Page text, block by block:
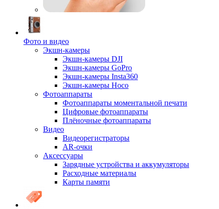
Фото и видео
Экшн-камеры
Экшн-камеры DJI
Экшн-камеры GoPro
Экшн-камеры Insta360
Экшн-камеры Hoco
Фотоаппараты
Фотоаппараты моментальной печати
Цифровые фотоаппараты
Плёночные фотоаппараты
Видео
Видеорегистраторы
AR-очки
Аксессуары
Зарядные устройства и аккумуляторы
Расходные материалы
Карты памяти